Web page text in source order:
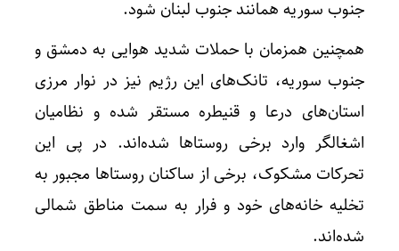
جنوب سوریه همانند جنوب لبنان شود.
همچنین همزمان با حملات شدید هوایی به دمشق و
جنوب سوریه، تانک‌های این رژیم نیز در نوار مرزی
استان‌های درعا و قنیطره مستقر شده و نظامیان
اشغالگر وارد برخی روستاها شده‌اند. در پی این
تحرکات مشکوک، برخی از ساکنان روستاها مجبور به
تخلیه خانه‌های خود و فرار به سمت مناطق شمالی
شده‌اند.